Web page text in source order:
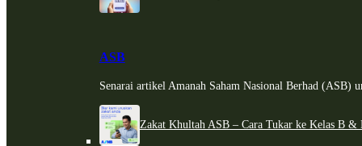
ASB
Senarai artikel Amanah Saham Nasional Berhad (ASB)
Zakat Khultah ASB – Cara Tukar ke Kelas B &